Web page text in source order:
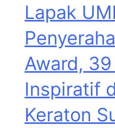
Lapak
Award,
Inspiratif
Keraton